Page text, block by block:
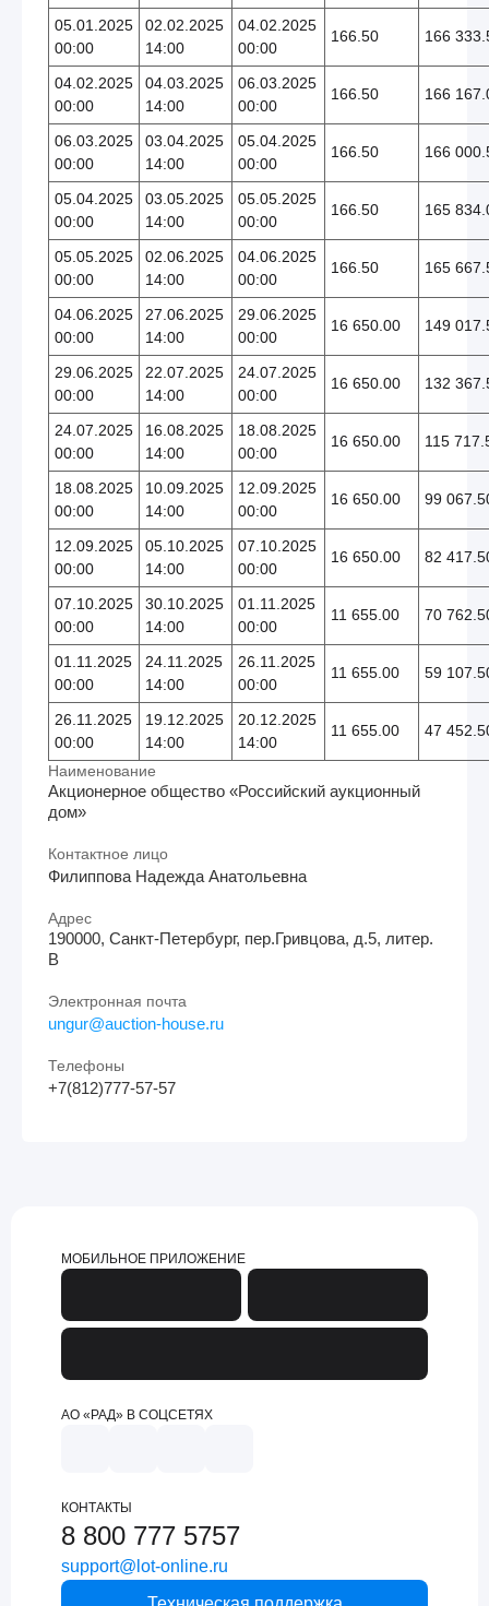
05.01.2025
00:00
02.02.2025
14:00
04.02.2025
00:00
166.50 166
04.02.2025
00:00
04.03.2025
14:00
06.03.2025
00:00
166.50 166
06.03.2025
00:00
03.04.2025
14:00
05.04.2025
00:00
166.50 166
05.04.2025
00:00
03.05.2025
14:00
05.05.2025
00:00
166.50 165
05.05.2025
00:00
02.06.2025
14:00
04.06.2025
00:00
166.50 165
04.06.2025
00:00
27.06.2025
14:00
29.06.2025
00:00
16 650.00 149
29.06.2025
00:00
22.07.2025
14:00
24.07.2025
00:00
16 650.00 132
24.07.2025
00:00
16.08.2025
14:00
18.08.2025
00:00
16 650.00 115
18.08.2025
00:00
10.09.2025
14:00
12.09.2025
00:00
16 650.00 99
12.09.2025
00:00
05.10.2025
14:00
07.10.2025
00:00
16 650.00 82
07.10.2025
00:00
30.10.2025
14:00
01.11.2025
00:00
11 655.00 70
01.11.2025
00:00
24.11.2025
14:00
26.11.2025
00:00
11 655.00 59
26.11.2025
00:00
19.12.2025
14:00
20.12.2025
14:00
11 655.00 47
Наименование
Акционерное общество «Российский аукционный
дом»
Контактное лицо
Филиппова Надежда Анатольевна
Адрес
190000, Санкт-Петербург, пер.Гривцова, д.5, литер.
В
Электронная почта
ungur@auction-house.ru
Телефоны
+7(812)777-57-57
МОБИЛЬНОЕ ПРИЛОЖЕНИЕ
АО «РАД» В СОЦСЕТЯХ
КОНТАКТЫ
8 800 777 5757
support@lot-online.ru